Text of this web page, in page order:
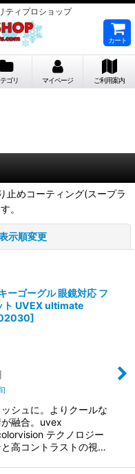
ティプロショップ
カート
ゴリ マイページ ご利用案内
止めコーティング(スープラ
。
示順変更
ーゴーグル 眼鏡対応 フ
ト UVEX ultimate
]
シュに。よりクールな
融合。uvex
テクノロジー
高コントラストの視…